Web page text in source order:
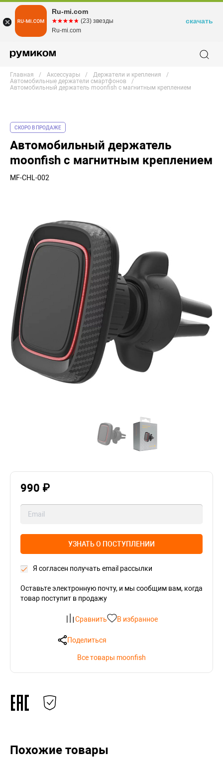
Главная Аксессуары
Держатели и крепления
Автомобильные держатели смартфонов
Автомобильный держатель moonfish с магнитным креплением
СКОРО В ПРОДАЖЕ
Автомобильный держатель
moonfish с магнитным креплением
MF-CHL-002
990 ₽
УЗНАТЬ О ПОСТУПЛЕНИИ
Я согласен получать email рассылки
Оставьте электронную почту, и мы сообщим вам, когда
товар поступит в продажу
Сравнить В избранное
Поделиться
Все товары moonfish
Похожие товары
Ru-mi.com
☆☆☆☆☆
★★★★★ (23) звезды
Ru-mi.com
скачать